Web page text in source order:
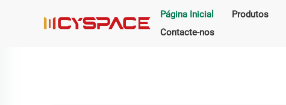
Página Inicial Produtos
Contacte-nos